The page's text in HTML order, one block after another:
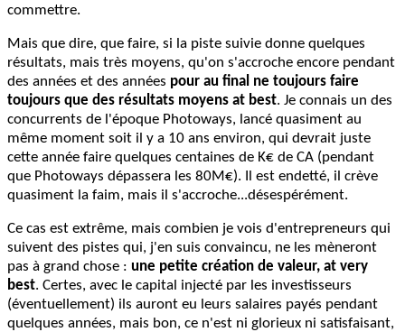
commettre.
Mais que dire, que faire, si la piste suivie donne quelques
résultats, mais très moyens, qu'on s'accroche encore pendant
des années et des années pour au final ne toujours faire
toujours que des résultats moyens at best. Je connais un des
concurrents de l'époque Photoways, lancé quasiment au
même moment soit il y a 10 ans environ, qui devrait juste
cette année faire quelques centaines de K€ de CA (pendant
que Photoways dépassera les 80M€). Il est endetté, il crève
quasiment la faim, mais il s'accroche...désespérément.
Ce cas est extrême, mais combien je vois d'entrepreneurs qui
suivent des pistes qui, j'en suis convaincu, ne les mèneront
pas à grand chose : une petite création de valeur, at very
best. Certes, avec le capital injecté par les investisseurs
(éventuellement) ils auront eu leurs salaires payés pendant
quelques années, mais bon, ce n'est ni glorieux ni satisfaisant,